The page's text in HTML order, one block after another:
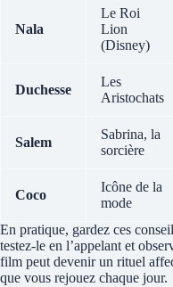
Nala
Le Roi
Lion
(Disney)
Duchesse
Les
Aristochats
Salem
Sabrina, la
sorcière
Coco
Icône de la
mode
En pratique, gardez ces
testez-le en l’appelant et
film peut devenir un rituel
que vous rejouez chaque jour.